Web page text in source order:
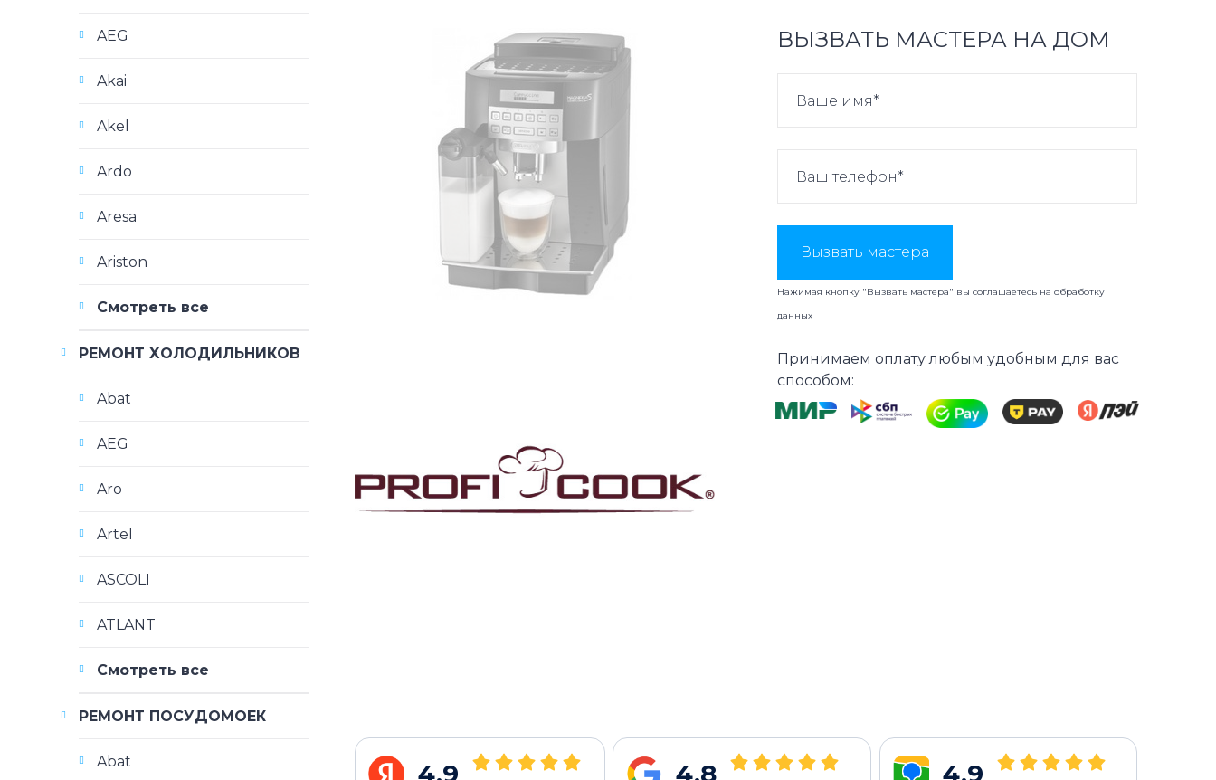
ВЫЗВАТЬ МАСТЕРА НА ДОМ
Вызвать мастера
Нажимая кнопку "Вызвать мастера" вы соглашаетесь наобработку
данных
Принимаем оплату любым удобным для вас
способом:
4.9 4.8 4.9
AEG
Akai
Akel
Ardo
Aresa
Ariston
Смотреть все
РЕМОНТ ХОЛОДИЛЬНИКОВ
Abat
AEG
Aro
Artel
ASCOLI
ATLANT
Смотреть все
РЕМОНТ ПОСУДОМОЕК
Abat